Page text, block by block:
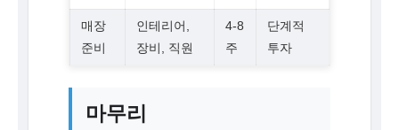
매장
준비
인테리어,
장비, 직원
4-8
주
단계적
투자
마무리